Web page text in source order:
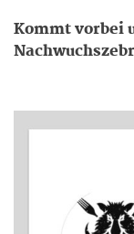
Kommt vorbei